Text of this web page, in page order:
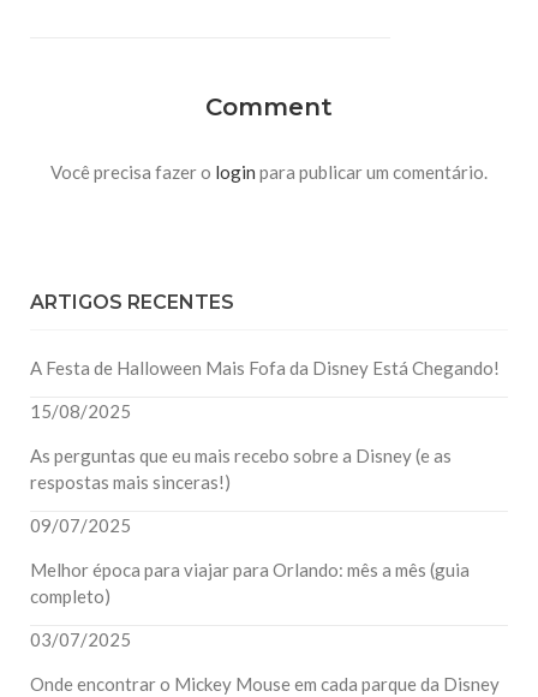
Comment
Você precisa fazer o login para publicar um comentário.
ARTIGOS RECENTES
A Festa de Halloween Mais Fofa da Disney Está Chegando!
15/08/2025
As perguntas que eu mais recebo sobre a Disney (e as
respostas mais sinceras!)
09/07/2025
Melhor época para viajar para Orlando: mês a mês (guia
completo)
03/07/2025
Onde encontrar o Mickey Mouse em cada parque da Disney